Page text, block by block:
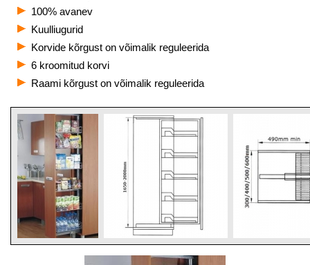
100% avanev
Kuulliugurid
Korvide kõrgust on võimalik reguleerida
6 kroomitud korvi
Raami kõrgust on võimalik reguleerida